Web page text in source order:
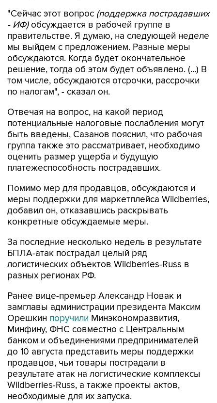
"Сейчас этот вопрос (поддержка пострадавших
- ИФ)обсуждается в рабочей группе в
правительстве. Я думаю, на следующей неделе
мы выйдем с предложением. Разные меры
обсуждаются. Когда будет окончательное
решение, тогда об этом будет объявлено. (...) В
том числе, обсуждаются отсрочки, рассрочки
по налогам", - сказал он.
Отвечая на вопрос, на какой период
потенциальные налоговые послабления могут
быть введены, Сазанов пояснил, что рабочая
группа также это рассматривает, необходимо
оценить размер ущерба и будущую
платежеспособность пострадавших.
Помимо мер для продавцов, обсуждаются и
меры поддержки для маркетплейса Wildberries,
добавил он, отказавшись раскрывать
конкретные обсуждаемые меры.
За последние несколько недель в результате
БПЛА-атак пострадал целый ряд
логистических объектов Wildberries-Russ в
разных регионах РФ.
Ранее вице-премьер Александр Новак и
замглавы администрации президента Максим
Орешкин поручили Минэкономразвития,
Минфину, ФНС совместно с Центральным
банком и объединениями предпринимателей
до 10 августа представить меры поддержки
продавцов, чьи товары пострадали в
результате атак на логистические комплексы
Wildberries-Russ, а также проекты актов,
необходимые для их запуска.